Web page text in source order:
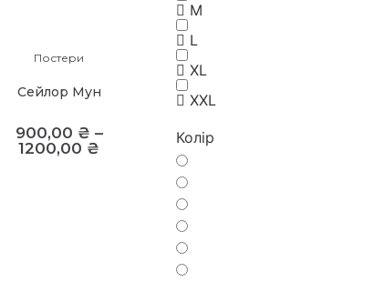
Постери
Сейлор Мун
900,00 ₴ –
1200,00 ₴
M
L
XL
XXL
Колір